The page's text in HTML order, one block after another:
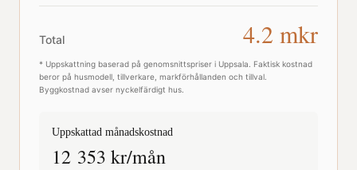
Total 4.2 mkr
* Uppskattning baserad på genomsnittspriser i Uppsala . Faktisk kostnad
beror på husmodell, tillverkare, markförhållanden och tillval.
Byggkostnad avser nyckelfärdigt hus.
Uppskattad månadskostnad
12 353 kr/mån